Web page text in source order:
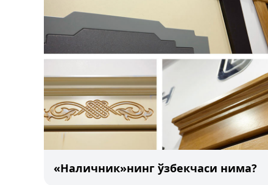
«Наличник»нинг ўзбекчаси нима?